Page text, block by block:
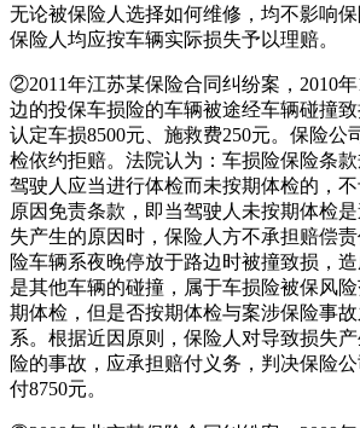
无论被保险人选择如何维修，均不影响保
保险人均应按车辆实际损失予以理赔。
②2011年江苏某保险合同纠纷案，2010
边的投保车损险的车辆被途经车辆碰撞
认定车损8500元、施救费250元。保险公
检依约拒赔。法院认为：车损险保险条
驾驶人应当进行体检而未按期体检的，
原因免责条款，即当驾驶人未按期体检
失产生的原因时，保险人方不承担赔偿
险车辆系夜晚停放于路边时被撞致损，
是其他车辆的碰撞，属于车损险被保风
期体检，但是否按期体检与案涉保险事
系。根据近因原则，保险人对导致损失
险的事故，应承担赔付义务，判决保险
付8750元。